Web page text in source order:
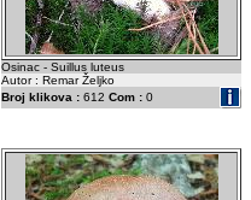
Osinac - Suillus luteus
Autor : Remar Željko
Broj klikova : 612 Com : 0